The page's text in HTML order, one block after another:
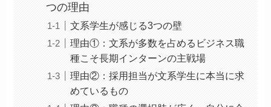
つの理由
文系学生が感じる3つの壁
理由①：文系が多数を占めるビジネス職
種こそ長期インターンの主戦場
理由②：採用担当が文系学生に本当に求
めているもの